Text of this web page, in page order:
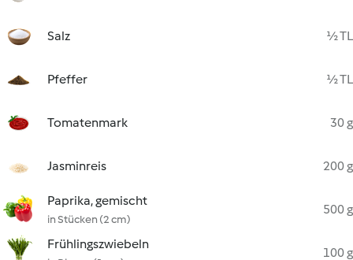
Salz ½ TL
Pfeffer ½ TL
Tomatenmark 30 g
Jasminreis 200 g
Paprika, gemischt
in Stücken (2 cm)
500 g
Frühlingszwiebeln
100 g